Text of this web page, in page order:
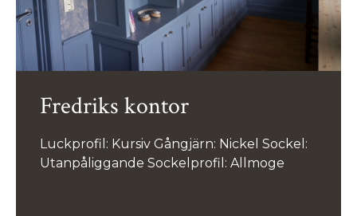
Fredriks kontor
Luckprofil: Kursiv Gångjärn: Nickel Sockel:
Utanpåliggande Sockelprofil: Allmoge